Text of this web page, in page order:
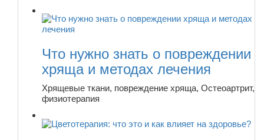
Что нужно знать о повреждении
хряща и методах лечения
Хрящевые ткани, повреждение хряща, Остеоартрит,
физиотерапия